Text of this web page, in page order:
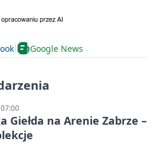
Google News
Giełda na Arenie Zabrze –